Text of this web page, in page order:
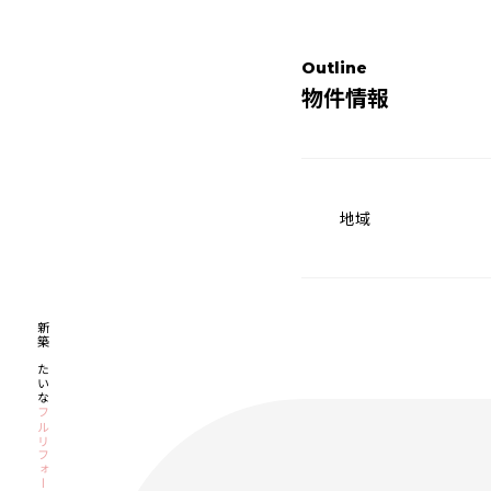
新築みたいな
フルリフォーム
Outline
物件情報
地域